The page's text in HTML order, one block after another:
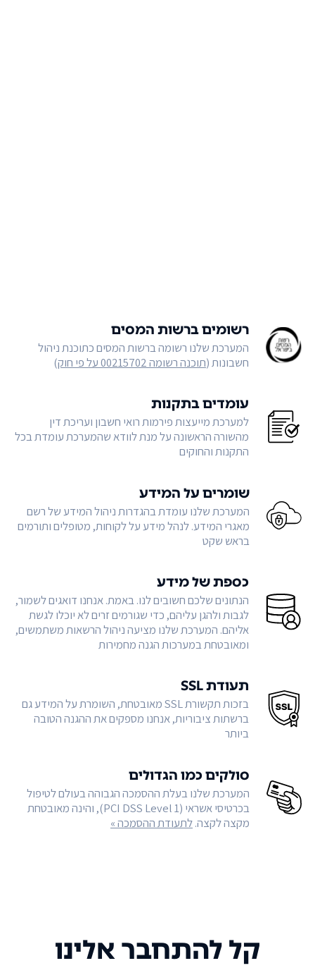
רשומים ברשות המסים
המערכת שלנו רשומה ברשות המסים כתוכנת ניהול
חשבונות (תוכנה רשומה 00215702 על פי חוק )
עומדים בתקנות
למערכת מייעצות פירמות רואי חשבון ועריכת דין
מהשורה הראשונה על מנת לוודא שהמערכת עומדת בכל
התקנות והחוקים
שומרים על המידע
המערכת שלנו עומדת בהגדרות ניהול המידע של רשם
מאגרי המידע. לנהל מידע על לקוחות, מטופלים ותורמים
בראש שקט
כספת של מידע
הנתונים שלכם חשובים לנו. באמת. אנחנו דואגים לשמור,
לגבות ולהגן עליהם, כדי שגורמים זרים לא יוכלו לגשת
אליהם. המערכת שלנו מציעה ניהול הרשאות משתמשים,
ומאובטחת במערכות הגנה מחמירות
תעודת SSL
בזכות תקשורת SSL מאובטחת, השומרת על המידע גם
ברשתות ציבוריות, אנחנו מספקים את ההגנה הטובה
ביותר
סולקים כמו הגדולים
המערכת שלנו בעלת ההסמכה הגבוהה בעולם לטיפול
בכרטיסי אשראי (PCI DSS Level 1), והינה מאובטחת
מקצה לקצה.לתעודת ההסמכה »
קל להתחבר אלינו